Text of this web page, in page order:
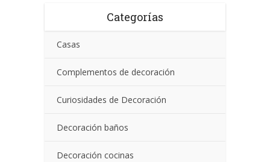
Categorías
Casas
Complementos de decoración
Curiosidades de Decoración
Decoración baños
Decoración cocinas